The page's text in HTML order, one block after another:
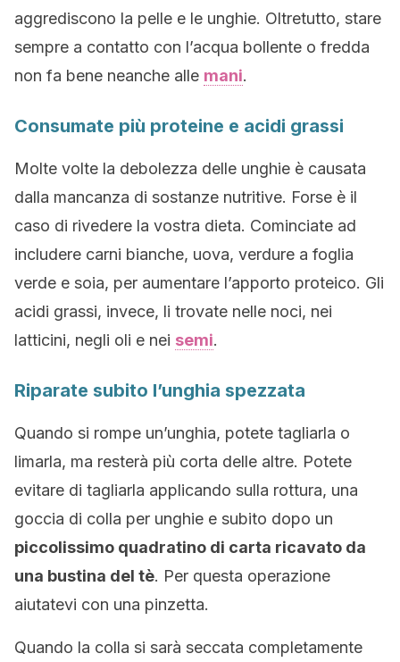
aggrediscono la pelle e le unghie. Oltretutto, stare
sempre a contatto con l’acqua bollente o fredda
non fa bene neanche alle mani.
Consumate più proteine e acidi grassi
Molte volte la debolezza delle unghie è causata
dalla mancanza di sostanze nutritive. Forse è il
caso di rivedere la vostra dieta. Cominciate ad
includere carni bianche, uova, verdure a foglia
verde e soia, per aumentare l’apporto proteico. Gli
acidi grassi, invece, li trovate nelle noci, nei
latticini, negli oli e nei semi.
Riparate subito l’unghia spezzata
Quando si rompe un’unghia, potete tagliarla o
limarla, ma resterà più corta delle altre. Potete
evitare di tagliarla applicando sulla rottura, una
goccia di colla per unghie e subito dopo un
piccolissimo quadratino di carta ricavato da
una bustina del tè. Per questa operazione
aiutatevi con una pinzetta.
Quando la colla si sarà seccata completamente